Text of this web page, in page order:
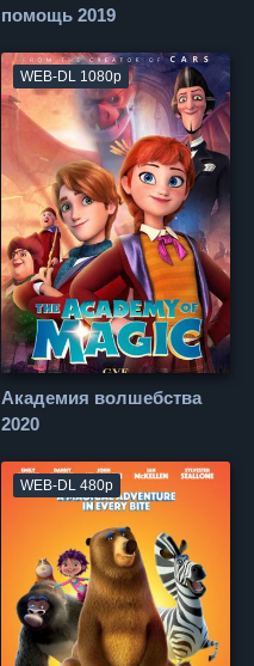
помощь 2019
WEB-DL 1080p
Академия волшебства
2020
WEB-DL 480p